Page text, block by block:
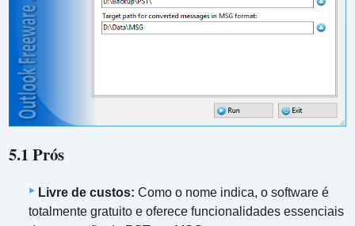
5.1 Prós
Livre de custos: Como o nome indica, o software é
totalmente gratuito e oferece funcionalidades essenciais